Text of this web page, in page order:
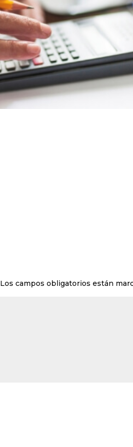
Los campos obligatorios están